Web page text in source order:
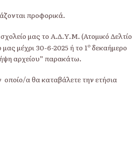
προφορικά.
μας το Α.Δ.Υ.Μ. (Ατομικό Δελτίο
μέχρι 30-6-2025 ή το 1ο δεκαήμερο
αρχείου” παρακάτω.
α θα καταβάλετε την ετήσια